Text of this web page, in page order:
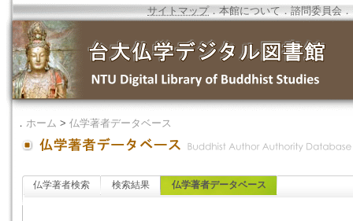
サイトマップ．本館について ．諮問委員会 ．
． ホーム > 仏学著者データベース
仏学著者検索 検索結果 仏学著者データベース